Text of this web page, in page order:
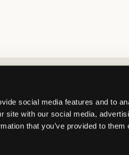
social media features and to
site with our social media,
that you’ve provided to them